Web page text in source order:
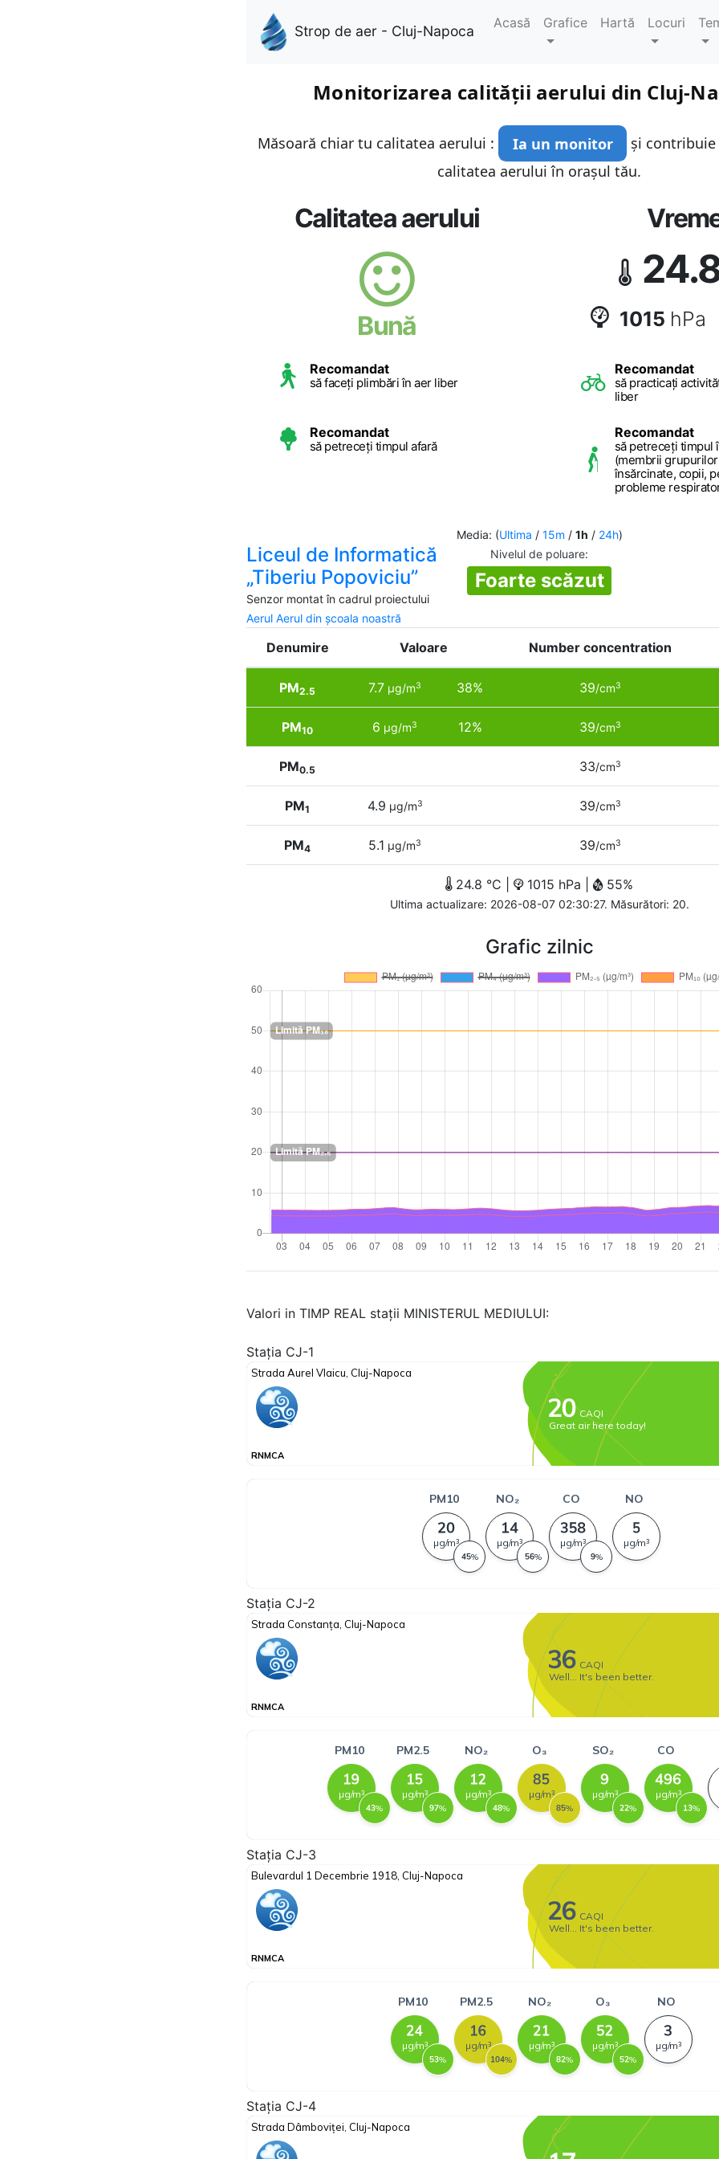
Strop de aer - Cluj-Napoca Acasă Grafice Hartă Locuri
Monitorizarea calității aerului din Cluj-
Măsoară chiar tu calitatea aerului : Ia un monitor
și
calitatea aerului în orașul tău.
Calitatea aerului
Bună 1015 hPa
Recomandat
să faceți plimbări în aer liber
Recomandat
să practicați
liber
Recomandat
să petreceți timpul afară
Recomandat
să petreceți timpul
(membrii
însărcinate, copii,
probleme
Media: (Ultima / 15m / 1h / 24h)
Liceul de Informatică
„Tiberiu Popoviciu”
Senzor montat în cadrul proiectului
Aerul Aerul din școala noastră
Nivelul de poluare:
Foarte scăzut
Denumire Valoare Number concentration
PM2.5 7.7 µg/m3 38% 39/cm3
PM10 6 µg/m3 12% 39/cm3
PM0.5 33/cm3
PM1 4.9 µg/m3 39/cm3
PM4 5.1 µg/m3 39/cm3
24.8 °C | 1015 hPa | 55%
Ultima actualizare: 2026-08-07 02:30:27. Măsurători: 20.
Grafic zilnic
Valori in TIMP REAL stații MINISTERUL MEDIULUI:
Stația CJ-1
Stația CJ-2
Stația CJ-3
Stația CJ-4